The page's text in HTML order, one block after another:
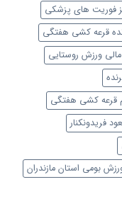
فوریت های پزشکی
قرعه کشی هفتگی
ورزش روستایی
قرعه کشی هفتگی
فریدونکنار
بومی استان مازندران